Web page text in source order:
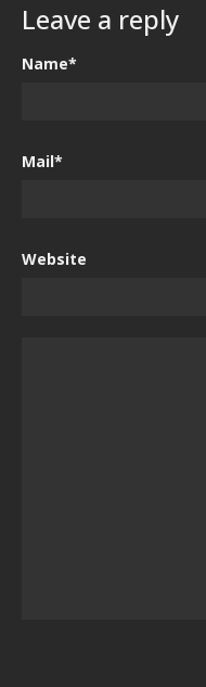
Leave a reply
Name*
Mail*
Website